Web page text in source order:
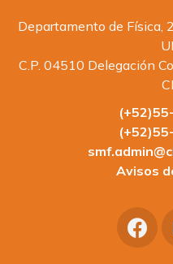
Departamento de Física,
C.P. 04510 Delegación
Avisos